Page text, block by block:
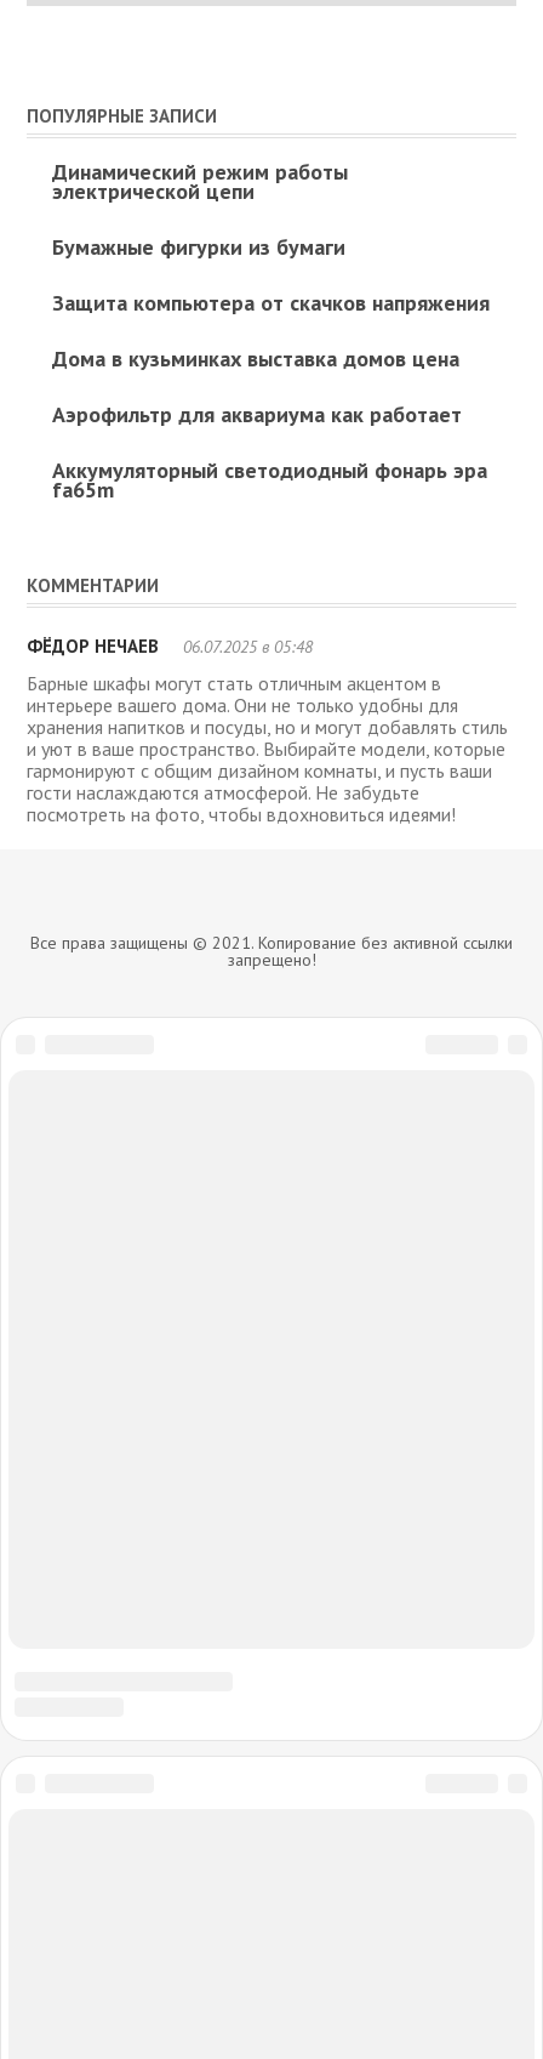
ПОПУЛЯРНЫЕ ЗАПИСИ
Динамический режим работы
электрической цепи
Бумажные фигурки из бумаги
Защита компьютера от скачков напряжения
Дома в кузьминках выставка домов цена
Аэрофильтр для аквариума как работает
Аккумуляторный светодиодный фонарь эра
fa65m
КОММЕНТАРИИ
ФЁДОР НЕЧАЕВ 06.07.2025 в 05:48
Барные шкафы могут стать отличным акцентом в
интерьере вашего дома. Они не только удобны для
хранения напитков и посуды, но и могут добавлять стиль
и уют в ваше пространство. Выбирайте модели, которые
гармонируют с общим дизайном комнаты, и пусть ваши
гости наслаждаются атмосферой. Не забудьте
посмотреть на фото, чтобы вдохновиться идеями!
Все права защищены © 2021. Копирование без активной ссылки
запрещено!